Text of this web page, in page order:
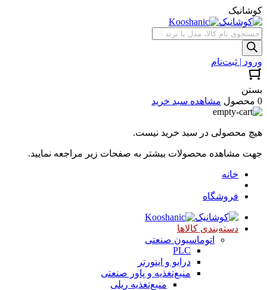
کوشانیک
جستجوی
محصولات
ورود | ثبت‌نام
بستن
0 محصول
مشاهده سبد خرید
هیچ محصولی در سبد خرید نیست.
جهت مشاهده محصولات بیشتر به صفحات زیر مراجعه نمایید.
خانه
فروشگاه
دسته‌بندی کالاها
اتوماسیون صنعتی
PLC
درایو و اینورتر
منبع‌تغذیه و پاور صنعتی
منبع‌تغذیه ریلی